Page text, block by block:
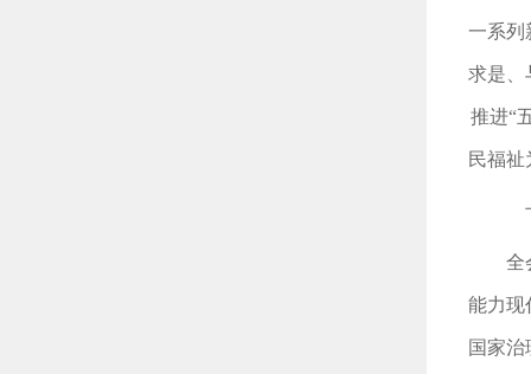
一系列
求是、
推进“
民福
全
能力现
国家